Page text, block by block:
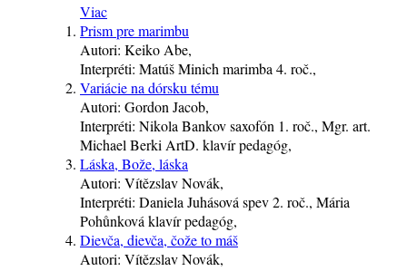
Viac
Prism pre marimbu
Autori: Keiko Abe,
Interpréti: Matúš Minich marimba 4. roč.,
Variácie na dórsku tému
Autori: Gordon Jacob,
Interpréti: Nikola Bankovsaxofón 1. roč., Mgr. art.
Michael Berki ArtD. klavírpedagóg,
Láska, Bože, láska
Autori: Vítězslav Novák,
Interpréti: Daniela Juhásová spev2. roč., Mária
Pohůnková klavírpedagóg,
Dievča, dievča, čože to máš
Autori: Vítězslav Novák,